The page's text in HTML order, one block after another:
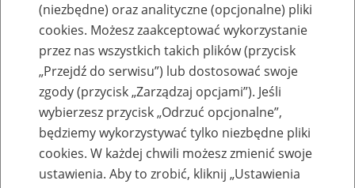
Rejestry, ewidencje i archiwa
Baza zlikwidowanych lub
przekształconych zakładów pracy
Nazwa zakładu pracy:
(niezbędne) oraz analityczne (opcjonalne) pliki
cookies. Możesz zaakceptować wykorzystanie
przez nas wszystkich takich plików (przycisk
„Przejdź do serwisu”) lub dostosować swoje
zgody (przycisk „Zarządzaj opcjami”). Jeśli
wybierzesz przycisk „Odrzuć opcjonalne”,
będziemy wykorzystywać tylko niezbędne pliki
cookies. W każdej chwili możesz zmienić swoje
ustawienia. Aby to zrobić, kliknij „Ustawienia